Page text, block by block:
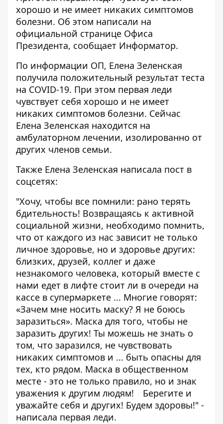
хорошо и не имеет никаких симптомов
болезни. Об этом написали на
официальной странице Офиса
Президента, сообщает Информатор.
По информации ОП, Елена Зеленская
получила положительный результат теста
на COVID-19. При этом первая леди
чувствует себя хорошо и не имеет
никаких симптомов болезни. Сейчас
Елена Зеленская находится на
амбулаторном лечении, изолированно от
других членов семьи.
Также Елена Зеленская написала пост в
соцсетях:
"Хочу, чтобы все помнили: рано терять
бдительность! Возвращаясь к активной
социальной жизни, необходимо помнить,
что от каждого из нас зависит не только
личное здоровье, но и здоровье других:
близких, друзей, коллег и даже
незнакомого человека, который вместе с
нами едет в лифте стоит ли в очереди на
кассе в супермаркете ... Многие говорят:
«Зачем мне носить маску? Я не боюсь
заразиться». Маска для того, чтобы не
заразить других! Ты можешь не знать о
том, что заразился, не чувствовать
никаких симптомов и ... быть опасны для
тех, кто рядом. Маска в общественном
месте - это не только правило, но и знак
уважения к другим людям!⠀ Берегите и
уважайте себя и других! Будем здоровы!" -
написала первая леди.